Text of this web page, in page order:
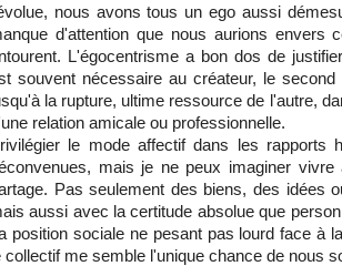
nous avons tous un ego aussi
d'attention que nous aurions envers
L'égocentrisme a bon dos de
souvent nécessaire au créateur, le
la rupture, ultime ressource de l'autre,
relation amicale ou professionnelle.
le mode affectif dans les rapports
mais je ne peux imaginer vivre
Pas seulement des biens, des idées
aussi avec la certitude absolue que
position sociale ne pesant pas lourd face à
collectif me semble l'unique chance de nous